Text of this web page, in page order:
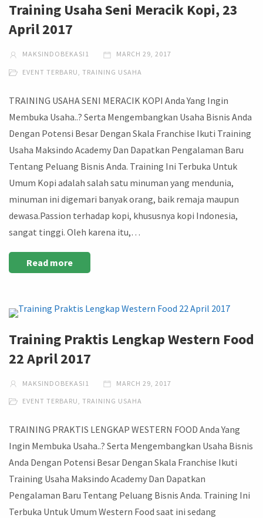
Training Usaha Seni Meracik Kopi, 23
April 2017
MAKSINDOBEKASI1 MARCH 29, 2017
EVENT TERBARU TRAINING USAHA
TRAINING USAHA SENI MERACIK KOPI Anda Yang Ingin
Membuka Usaha..? Serta Mengembangkan Usaha Bisnis Anda
Dengan Potensi Besar Dengan Skala Franchise Ikuti Training
Usaha Maksindo Academy Dan Dapatkan Pengalaman Baru
Tentang Peluang Bisnis Anda. Training Ini Terbuka Untuk
Umum Kopi adalah salah satu minuman yang mendunia,
minuman ini digemari banyak orang, baik remaja maupun
dewasa.Passion terhadap kopi, khususnya kopi Indonesia,
sangat tinggi. Oleh karena itu,…
Read more
Training Praktis Lengkap Western Food
22 April 2017
MAKSINDOBEKASI1 MARCH 29, 2017
EVENT TERBARU TRAINING USAHA
TRAINING PRAKTIS LENGKAP WESTERN FOOD Anda Yang
Ingin Membuka Usaha..? Serta Mengembangkan Usaha Bisnis
Anda Dengan Potensi Besar Dengan Skala Franchise Ikuti
Training Usaha Maksindo Academy Dan Dapatkan
Pengalaman Baru Tentang Peluang Bisnis Anda. Training Ini
Terbuka Untuk Umum Western Food saat ini sedang